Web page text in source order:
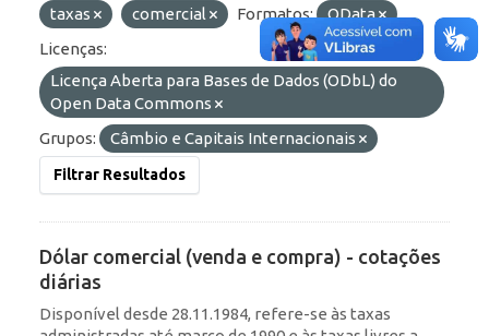
taxas
comercial Formatos:
OData
Licenças:
Licença Aberta para Bases de Dados (ODbL) do
Open Data Commons
Grupos:
Câmbio e Capitais Internacionais
Filtrar Resultados
Dólar comercial (venda e compra) - cotações
diárias
Disponível desde 28.11.1984, refere-se às taxas